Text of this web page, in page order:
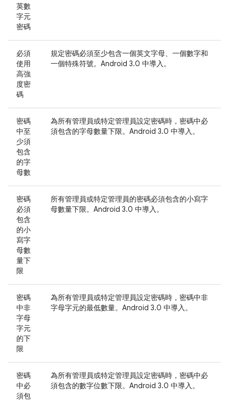
英數
字元
密碼
必須
使用
高強
度密
碼
規定密碼必須至少包含一個英文字母、一個數字和
一個特殊符號。Android 3.0 中導入。
密碼
中至
少須
包含
的字
母數
為所有管理員或特定管理員設定密碼時，密碼中必
須包含的字母數量下限。Android 3.0 中導入。
密碼
必須
包含
的小
寫字
母數
量下
限
所有管理員或特定管理員的密碼必須包含的小寫字
母數量下限。Android 3.0 中導入。
密碼
中非
字母
字元
的下
限
為所有管理員或特定管理員設定密碼時，密碼中非
字母字元的最低數量。Android 3.0 中導入。
密碼
中必
須包
為所有管理員或特定管理員設定密碼時，密碼中必
須包含的數字位數下限。Android 3.0 中導入。